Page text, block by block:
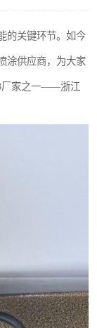
的关键环节。如今
涂供应商，为大家
厂家之一——浙江